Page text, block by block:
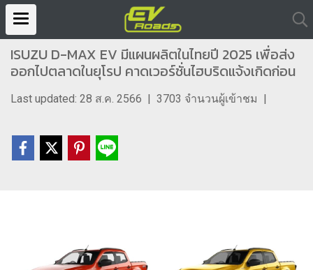
ISUZU D-MAX EV มีแผนผลิตในไทยปี 2025 เพื่อส่ง
ออกไปตลาดในยุโรป คาดเวอร์ชั่นไฮบริดแจ้งเกิดก่อน
Last updated: 28 ส.ค. 2566 | 3703 จำนวนผู้เข้าชม |